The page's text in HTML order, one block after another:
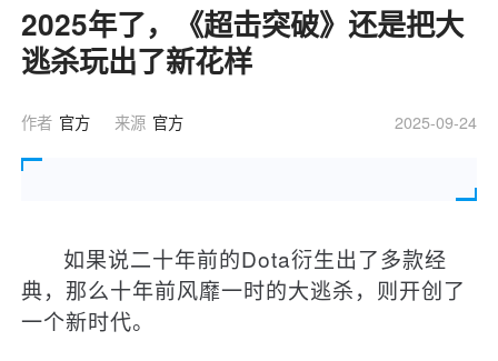
2025年了，《超击突破》还是把大
逃杀玩出了新花样
作者 官方 来源 官方 2025-09-24
如果说二十年前的Dota衍生出了多款经
典，那么十年前风靡一时的大逃杀，则开创了
一个新时代。